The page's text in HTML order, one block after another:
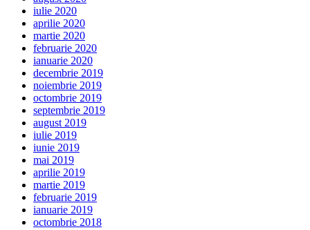
iulie 2020
aprilie 2020
martie 2020
februarie 2020
ianuarie 2020
decembrie 2019
noiembrie 2019
octombrie 2019
septembrie 2019
august 2019
iulie 2019
iunie 2019
mai 2019
aprilie 2019
martie 2019
februarie 2019
ianuarie 2019
octombrie 2018